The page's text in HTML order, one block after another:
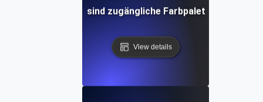
Was sind zugängliche Farbpaletten?
View details